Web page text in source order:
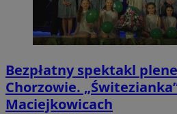
Bezpłatny spektakl
Chorzowie.
Maciejkowicach